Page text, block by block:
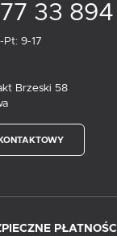
33 894
Pt: 9-17
Brzeski 58
PŁATNOŚCI